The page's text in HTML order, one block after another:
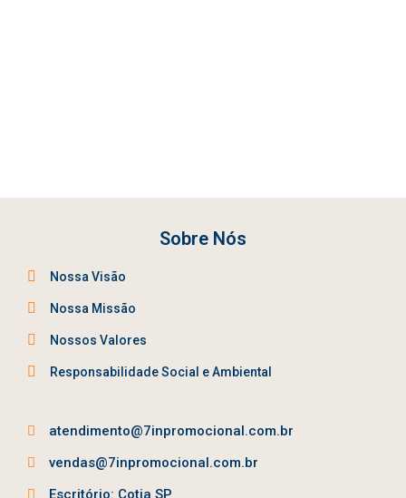
Sobre Nós
Nossa Visão
Nossa Missão
Nossos Valores
Responsabilidade Social e Ambiental
atendimento@7inpromocional.com.br
vendas@7inpromocional.com.br
Escritório: Cotia SP